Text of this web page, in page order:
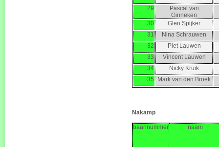
29
Pascal van
Ginneken
30
Glen Spijker
31
Nina Schrauwen
32
Piet Lauwen
33
Vincent Lauwen
34
Nicky Kruik
35
Mark van den Broek
Nakamp
baannummer naam